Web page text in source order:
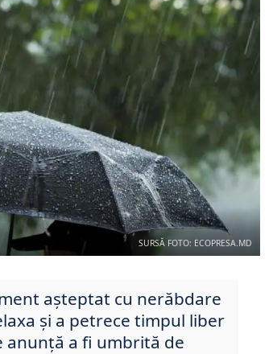
SURSĂ FOTO: ECOPRESA.MD
așteptat cu nerăbdare
și a petrece timpul liber
anunță a fi umbrită de